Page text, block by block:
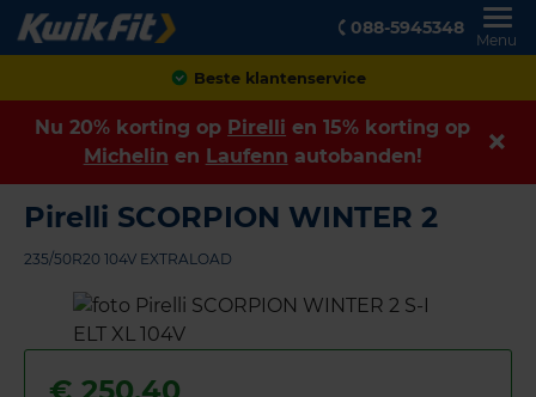
088-5945348
Menu
Achteraf betalen
Nu 20% korting op Pirelli en 15% korting op
Michelin en Laufenn autobanden!
Pirelli SCORPION WINTER 2
235/50R20 104V EXTRALOAD